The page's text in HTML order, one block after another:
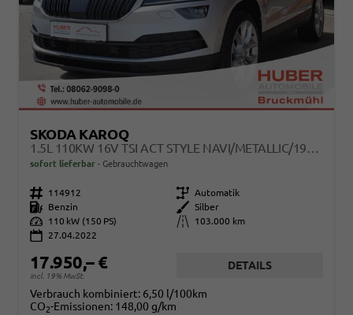
SKODA KAROQ
1.5L 110KW 16V TSI ACT STYLE NAVI/METALLIC/19ZOLL
sofort lieferbar Gebrauchtwagen
Fahrzeugnr. 114912 Getriebe Automatik
Kraftstoff
Benzin Außenfarbe
Silber
Leistung
110 kW (150 PS) Kilometerstand
103.000 km
27.04.2022
17.950,– €
incl. 19% MwSt.
DETAILS
Verbrauch kombiniert: 6,50 l/100km
CO2-Emissionen: 148,00 g/km